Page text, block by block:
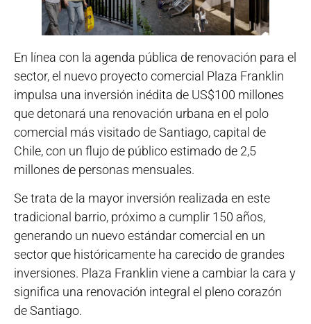
En línea con la agenda pública de renovación para el
sector, el nuevo proyecto comercial Plaza Franklin
impulsa una inversión inédita de US$100 millones
que detonará una renovación urbana en el polo
comercial más visitado de Santiago, capital de
Chile, con un flujo de público estimado de 2,5
millones de personas mensuales.
Se trata de la mayor inversión realizada en este
tradicional barrio, próximo a cumplir 150 años,
generando un nuevo estándar comercial en un
sector que históricamente ha carecido de grandes
inversiones. Plaza Franklin viene a cambiar la cara y
significa una renovación integral el pleno corazón
de Santiago.